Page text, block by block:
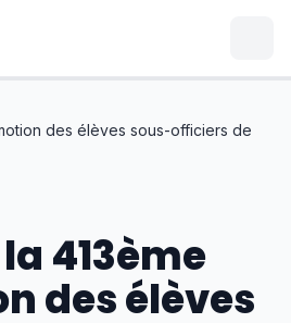
des élèves sous-officiers de
413ème
des élèves